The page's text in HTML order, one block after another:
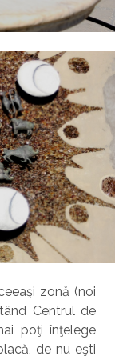
zonă (noi
Centrul de
poţi înţelege
de nu eşti